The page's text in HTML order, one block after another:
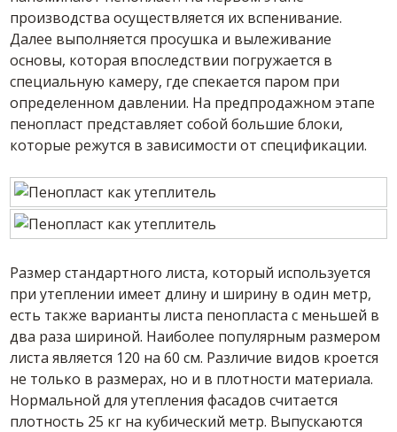
производства осуществляется их вспенивание.
Далее выполняется просушка и вылеживание
основы, которая впоследствии погружается в
специальную камеру, где спекается паром при
определенном давлении. На предпродажном этапе
пенопласт представляет собой большие блоки,
которые режутся в зависимости от спецификации.
Размер стандартного листа, который используется
при утеплении имеет длину и ширину в один метр,
есть также варианты листа пенопласта с меньшей в
два раза шириной. Наиболее популярным размером
листа является 120 на 60 см. Различие видов кроется
не только в размерах, но и в плотности материала.
Нормальной для утепления фасадов считается
плотность 25 кг на кубический метр. Выпускаются